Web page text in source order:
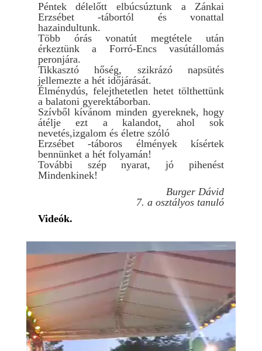
Péntek délelőtt elbúcsúztunk a Zánkai
Erzsébet -tábortól és vonattal
hazaindultunk.
Több órás vonatút megtétele után
érkeztünk a Forró-Encs vasútállomás
peronjára.
Tikkasztó hőség, szikrázó napsütés
jellemezte a hét időjárását.
Élménydús, felejthetetlen hetet tölthettünk
a balatoni gyerektáborban.
Szívből kívánom minden gyereknek, hogy
átélje ezt a kalandot, ahol sok
nevetés,izgalom és életre szóló
Erzsébet -táboros élmények kísértek
bennünket a hét folyamán!
További szép nyarat, jó pihenést
Mindenkinek!
Burger Dávid
7. a osztályos tanuló
Videók.